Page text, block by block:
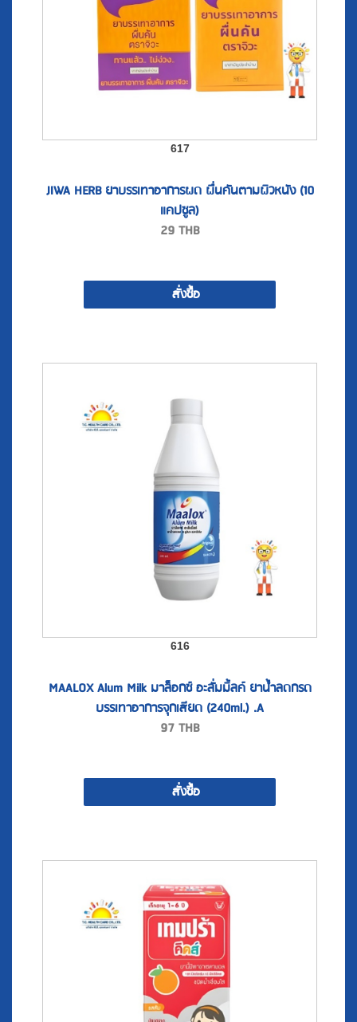
617
JIWA HERB ยาบรรเทาอาการผด ผื่นคันตามผิวหนัง (10
แคปซูล)
29THB
สั่งซื้อ
616
MAALOX Alum Milk มาล็อกซ์ อะลั่มมิ้ลค์ ยาน้ำลดกรด
บรรเทาอาการจุกเสียด (240ml.) .A
97THB
สั่งซื้อ